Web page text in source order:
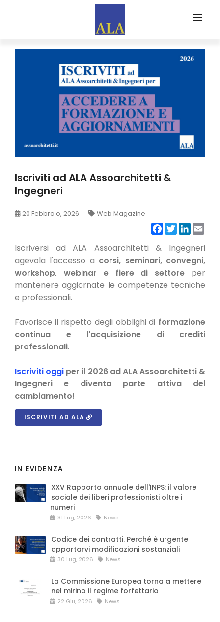
CHI SIAMO
PARTNERS
ALA FORMAZIONE
RASSEGNA STAMPA
NEWSLETTER
Iscriviti ad ALA Assoarchitetti &
Ingegneri
20 Febbraio, 2026
Web Magazine
Facebook
TwitterLinkedIn
Iscriversi ad ALA Assoarchitetti & Ingegneri
agevola l'accesso a corsi, seminari, convegni,
workshop, webinar e fiere di settore per
mantenere aggiornate le competenze tecniche
e professionali.
Favorisce il rispetto degli obblighi di formazione
continua e l'acquisizione di crediti
professionali.
Iscriviti oggi per il 2026 ad ALA Assoarchitetti &
Ingegneri e diventa parte attiva del
cambiamento!
ISCRIVITI AD ALA
IN EVIDENZA
XXV Rapporto annuale dell'INPS: il valore
sociale dei liberi professionisti oltre i
numeri
31 Lug, 2026 News
Codice dei contratti. Perché è urgente
apportarvi modificazioni sostanziali
30 Lug, 2026 News
La Commissione Europea torna a mettere
nel mirino il regime forfettario
22 Giu, 2026 News